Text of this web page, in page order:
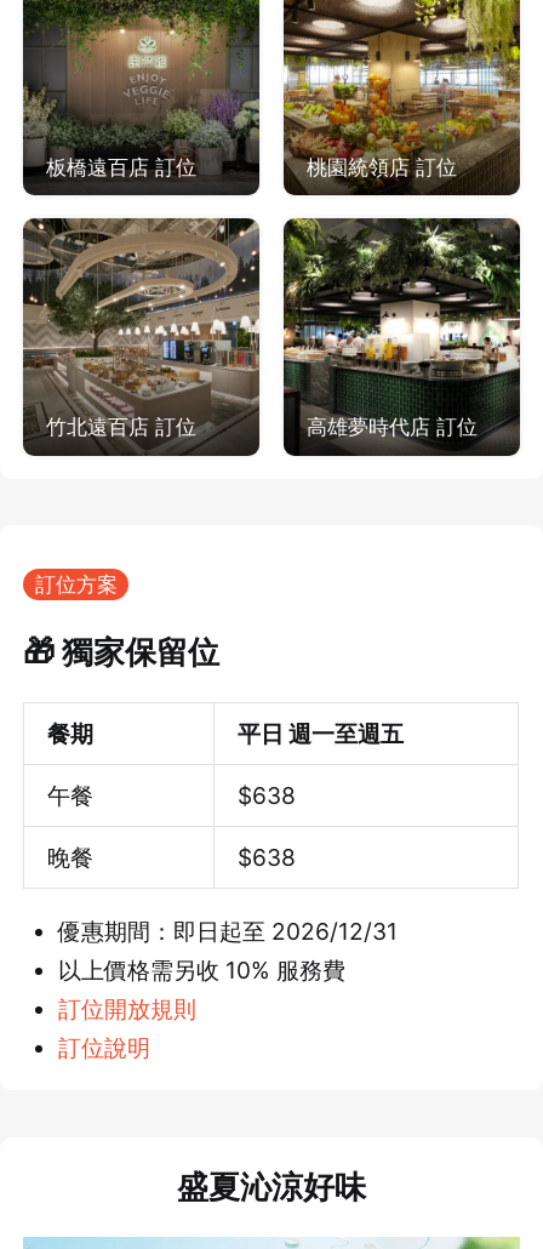
板橋遠百店 訂位 桃園統領店 訂位
竹北遠百店 訂位 高雄夢時代店 訂位
訂位方案
🎁 獨家保留位
餐期 平日 週一至週五
午餐 $638
晚餐 $638
優惠期間：即日起至 2026/12/31
以上價格需另收 10% 服務費
訂位開放規則
訂位說明
盛夏沁涼好味